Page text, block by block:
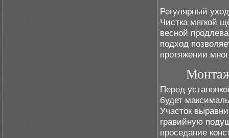
Регулярный
Чистка мягкой
весной
подход
протяжении
Перед
будет
Участок
гравийную
проседание